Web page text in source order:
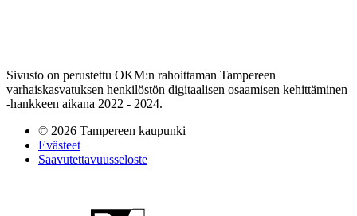
Sivusto on perustettu OKM:n rahoittaman Tampereen
varhaiskasvatuksen henkilöstön digitaalisen osaamisen kehittäminen
-hankkeen aikana 2022 - 2024.
© 2026 Tampereen kaupunki
Evästeet
Saavutettavuusseloste